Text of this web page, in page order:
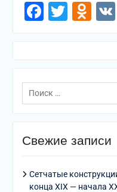
Поиск
по:
Свежие записи
Сетчатые
конца XIX — начала